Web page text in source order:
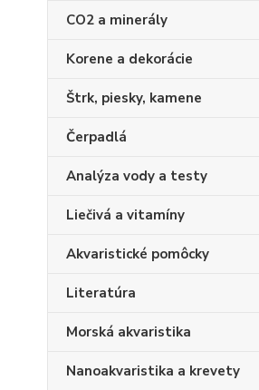
CO2 a minerály
Korene a dekorácie
Štrk, piesky, kamene
Čerpadlá
Analýza vody a testy
Liečivá a vitamíny
Akvaristické pomôcky
Literatúra
Morská akvaristika
Nanoakvaristika a krevety